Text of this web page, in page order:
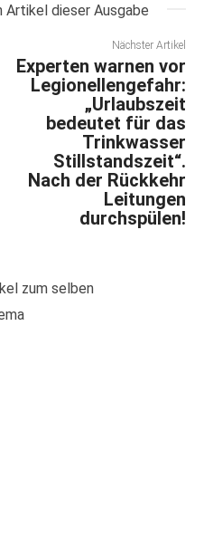
Artikel dieser Ausgabe
Nächster Artikel
Experten warnen vor
Legionellengefahr:
„Urlaubszeit
bedeutet für das
Trinkwasser
Stillstandszeit“.
Nach der Rückkehr
Leitungen
durchspülen!
zum selben